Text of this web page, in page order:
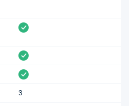
vorhanden
vorhanden
vorhanden
3